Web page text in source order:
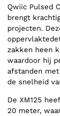
Qwiic Pulsed
brengt
projecten.
zakken heen
waardoor hij
afstanden
de snelheid
De XM125
20 meter,